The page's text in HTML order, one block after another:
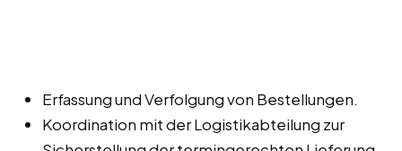
Erfassung und Verfolgung von Bestellungen.
Koordination mit der Logistikabteilung zur